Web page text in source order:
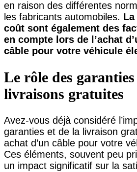
en raison des différentes
les fabricants automobiles.
coût sont également des
en compte lors de l’achat
câble pour votre véhicule
Le rôle des garanties
livraisons gratuites
Avez-vous déjà considéré
garanties et de la livraison
achat d’un câble pour votre
Ces éléments, souvent peu
un impact significatif sur la